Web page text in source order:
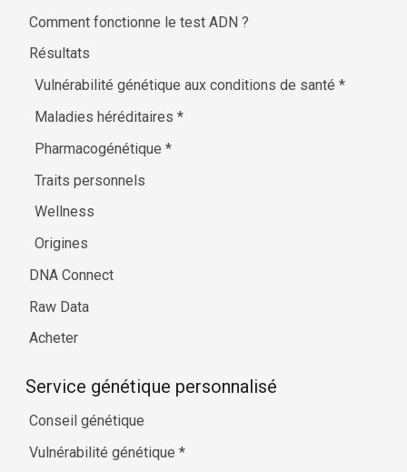
Comment fonctionne le test ADN ?
Résultats
Vulnérabilité génétique aux conditions de santé*
Maladies héréditaires*
Pharmacogénétique*
Traits personnels
Wellness
Origines
DNA Connect
Raw Data
Acheter
Service génétique personnalisé
Conseil génétique
Vulnérabilité génétique *